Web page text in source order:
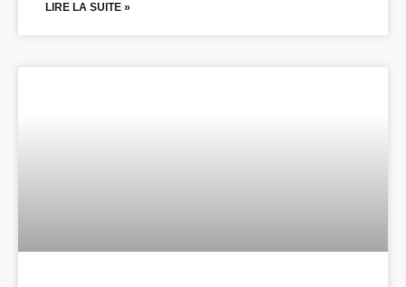
LIRE LA SUITE »